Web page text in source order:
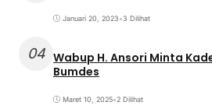
Januari 20, 2023•3 Dilihat
04 Wabup H. Ansori Minta
Bumdes
Maret 10, 2025•2 Dilihat